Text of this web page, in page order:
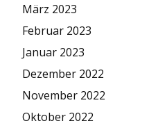
März 2023
Februar 2023
Januar 2023
Dezember 2022
November 2022
Oktober 2022